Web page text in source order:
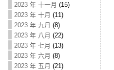
2023 年 十一月 (15)
2023 年 十月 (11)
2023 年 九月 (8)
2023 年 八月 (22)
2023 年 七月 (13)
2023 年 六月 (8)
2023 年 五月 (21)